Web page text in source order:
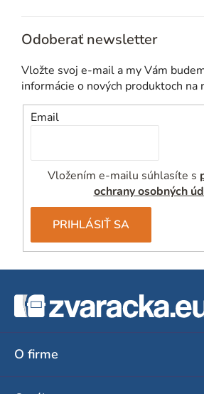
Odoberať newsletter
Vložte svoj e-mail a my Vám
informácie o nových produktoch na
Email
Vložením e-mailu súhlasíte s
ochrany osobných
PRIHLÁSIŤ SA
O firme